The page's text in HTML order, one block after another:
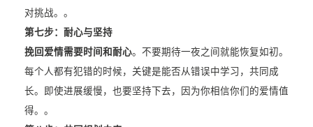
对挑战。。
第七步：耐心与坚持
挽回爱情需要时间和耐心。不要期待一夜之间就能恢复如初。
每个人都有犯错的时候，关键是能否从错误中学习，共同成
长。即使进展缓慢，也要坚持下去，因为你相信你们的爱情值
得。。